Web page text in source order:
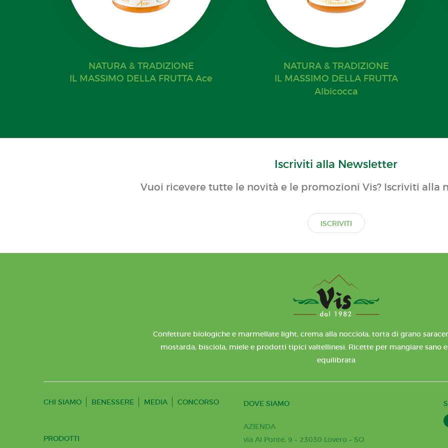
NATURA & TRADIZIONE
IL MASSIMO DELLA FRUTTA Ace
NATURA & TRADIZIONE
IL MASSIMO DELLA FRUTTA
Albicocca
Iscriviti alla Newsletter
Vuoi ricevere tutte le novità e le promozioni Vis? Iscriviti alla
ISCRIVITI
Confetture biologiche e marmellate light, crema alla nocciola, torta di grano
mostarda, bisciola, miele e prodotti tipici valtellinesi. Ricette per mangiare sano
equilibrata
CHI SIAMO BENESSERE MEDIA CONCORSO
PRODOTTI
DOVE SIAMO
AZIENDA
via Al Ponte, 9 – 23030 Lovero – SO